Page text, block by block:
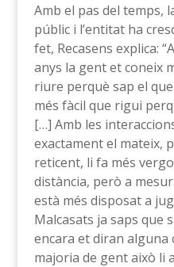
Amb el pas del temps,
públic i l’entitat ha
fet, Recasens explica:
anys la gent et coneix
riure perquè sap el
més fàcil que rigui
[…] Amb les
exactament el mateix,
reticent, li fa més
distància, però a
està més disposat a
Malcasats ja saps que
encara et diran alguna
majoria de gent això li